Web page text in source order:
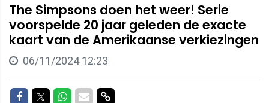
The Simpsons doen het weer! Serie
voorspelde 20 jaar geleden de exacte
kaart van de Amerikaanse verkiezingen
06/11/2024 12:23
Delen op Facebook
Delen op Twitter
Delen op Whatsapp
Delen via Mail
Delen via link